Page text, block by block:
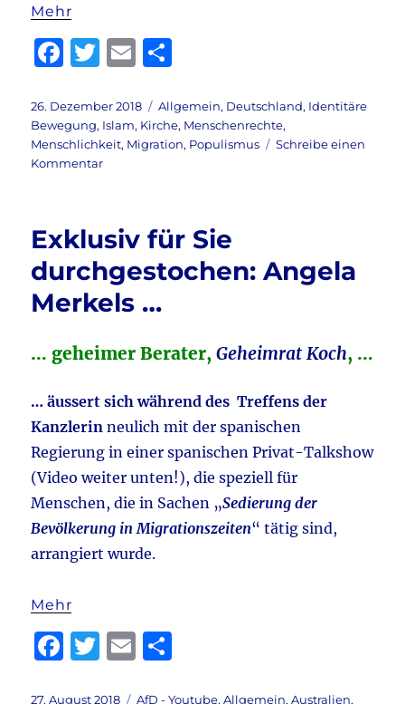
Mehr
F
c
e
b
o
k
T
it
te
r
E
ai
l
le
n
Veröffentlicht
am
26. Dezember 2018 Kategorien
Allgemein, Deutschland, Identitäre
Bewegung, Islam, Kirche, Menschenrechte,
Menschlichkeit, Migration, Populismus
Schreibe einen
Kommentarzu
–
für
Alle
Exklusiv für Sie
durchgestochen: Angela
Merkels …
… geheimer Berater,Geheimrat Koch, …
… äussert sich während des Treffens der
Kanzlerin neulich mit der spanischen
Regierung in einer spanischen Privat-Talkshow
(Video weiter unten!), die speziell für
Menschen, die in Sachen „Sedierung der
Bevölkerung in Migrationszeiten“ tätig sind,
arrangiert wurde.
Mehr
F
T
E
Veröffentlicht
27. August 2018 Kategorien
AfD - Youtube,Allgemein,Australien,